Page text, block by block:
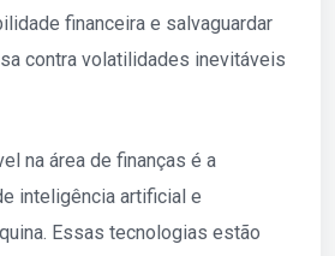
financeira e salvaguardar
contra volatilidades inevitáveis
na área de finanças é a
inteligência artificial e
Essas tecnologias estão